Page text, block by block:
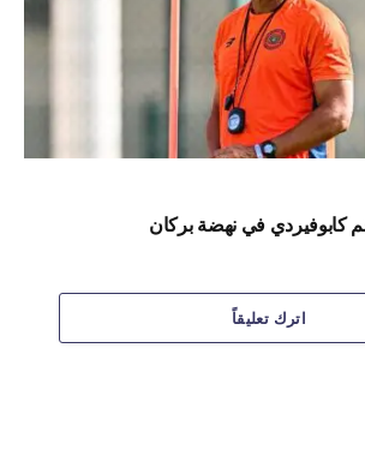
كابوفيردي في نهضة بركان
اترك تعليقاً